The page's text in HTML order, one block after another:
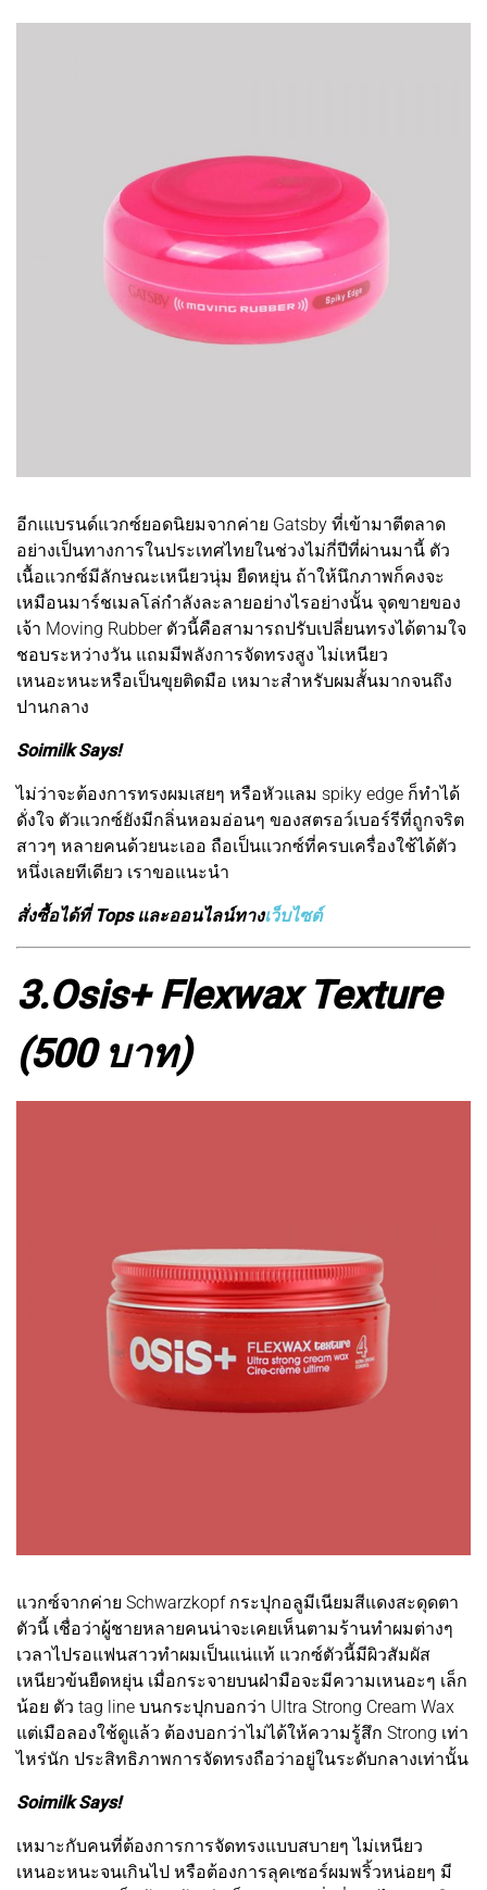
อีกเแบรนด์แวกซ์ยอดนิยมจากค่าย Gatsby ที่เข้ามาตีตลาด
อย่างเป็นทางการในประเทศไทยในช่วงไม่กี่ปีที่ผ่านมานี้ ตัว
เนื้อแวกซ์มีลักษณะเหนียวนุ่ม ยืดหยุ่น ถ้าให้นึกภาพก็คงจะ
เหมือนมาร์ชเมลโล่กำลังละลายอย่างไรอย่างนั้น จุดขายของ
เจ้า Moving Rubber ตัวนี้คือสามารถปรับเปลี่ยนทรงได้ตามใจ
ชอบระหว่างวัน แถมมีพลังการจัดทรงสูง ไม่เหนียว
เหนอะหนะหรือเป็นขุยติดมือ เหมาะสำหรับผมสั้นมากจนถึง
ปานกลาง
Soimilk Says!
ไม่ว่าจะต้องการทรงผมเสยๆ หรือหัวแลม spiky edge ก็ทำได้
ดั่งใจ ตัวแวกซ์ยังมีกลิ่นหอมอ่อนๆ ของสตรอว์เบอร์รีที่ถูกจริต
สาวๆ หลายคนด้วยนะเออ ถือเป็นแวกซ์ที่ครบเครื่องใช้ได้ตัว
หนึ่งเลยทีเดียว เราขอแนะนำ
สั่งซื้อได้ที่ Tops และออนไลน์ทางเว็บไซต์
3.Osis+ Flexwax Texture
(500 บาท)
แวกซ์จากค่าย Schwarzkopf กระปุกอลูมีเนียมสีแดงสะดุดตา
ตัวนี้ เชื่อว่าผู้ชายหลายคนน่าจะเคยเห็นตามร้านทำผมต่างๆ
เวลาไปรอแฟนสาวทำผมเป็นแน่แท้ แวกซ์ตัวนี้มีผิวสัมผัส
เหนียวข้นยืดหยุ่น เมื่อกระจายบนฝ่ามือจะมีความเหนอะๆ เล็ก
น้อย ตัว tag line บนกระปุกบอกว่า Ultra Strong Cream Wax
แต่เมือลองใช้ดูแล้ว ต้องบอกว่าไม่ได้ให้ความรู้สึก Strong เท่า
ไหร่นัก ประสิทธิภาพการจัดทรงถือว่าอยู่ในระดับกลางเท่านั้น
Soimilk Says!
เหมาะกับคนที่ต้องการการจัดทรงแบบสบายๆ ไม่เหนียว
เหนอะหนะจนเกินไป หรือต้องการลุคเซอร์ผมพริ้วหน่อยๆ มี